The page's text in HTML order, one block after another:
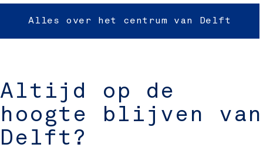
Alles over het centrum van Delft
Altijd op de
hoogte blijven van
Delft?